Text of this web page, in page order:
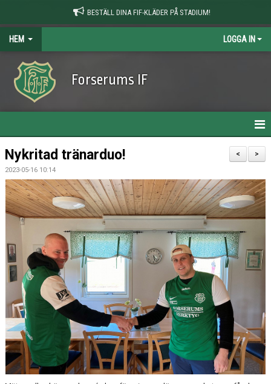
BESTÄLL DINA FIF-KLÄDER PÅ STADIUM!
HEM LOGGA IN
Forserums IF
HEM
NYHETER
OM KLUBBEN
KONTAKT
KALENDER
BILDGALLERI
DOKUMENT
VÅRA LAG/TRÄNARE
MATCHER
VÅRA SPONSORER
>
<
Nykritad tränarduo!
2023-05-16 10:14